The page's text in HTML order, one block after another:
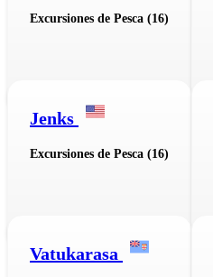
Excursiones de Pesca (16)
Jenks
Excursiones de Pesca (16)
Vatukarasa